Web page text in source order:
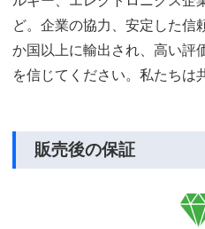
ど。企業の協力、安定した信
か国以上に輸出され、高い評
を信じてください。私たちは
販売後の保証